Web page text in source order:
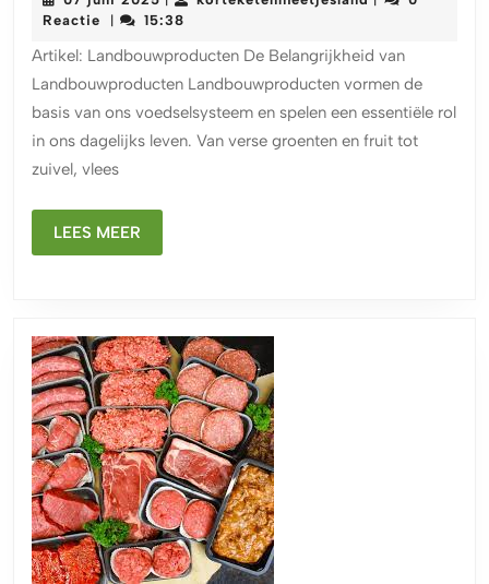
Diversiteit
Lokale
in
België
juni
Reactie
| 15:38
Artikel: Landbouwproducten De Belangrijkheid van
Landbouwproducten Landbouwproducten vormen de
basis van ons voedselsysteem en spelen een essentiële rol
in ons dagelijks leven. Van verse groenten en fruit tot
zuivel, vlees
LEES MEER
MEER